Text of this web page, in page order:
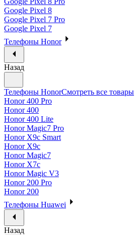
Google Pixel 8
Google Pixel 7 Pro
Google Pixel 7
Телефоны Honor
Назад
Телефоны HonorСмотреть все товары
Honor 400 Pro
Honor 400
Honor 400 Lite
Honor Magic7 Pro
Honor X9c Smart
Honor X9c
Honor Magic7
Honor X7c
Honor Magic V3
Honor 200 Pro
Honor 200
Телефоны Huawei
Назад